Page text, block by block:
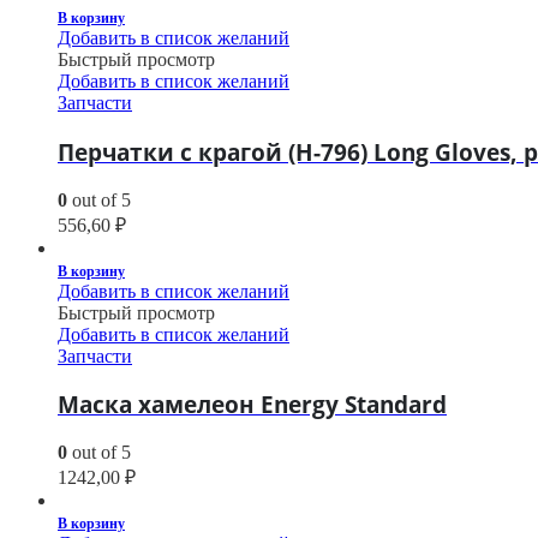
В корзину
Добавить в список желаний
Быстрый просмотр
Добавить в список желаний
Запчасти
Перчатки с крагой (H-796) Long Gloves,
0 out of 5
556,60 ₽
В корзину
Добавить в список желаний
Быстрый просмотр
Добавить в список желаний
Запчасти
Маска хамелеон Energy Standard
0 out of 5
1242,00 ₽
В корзину